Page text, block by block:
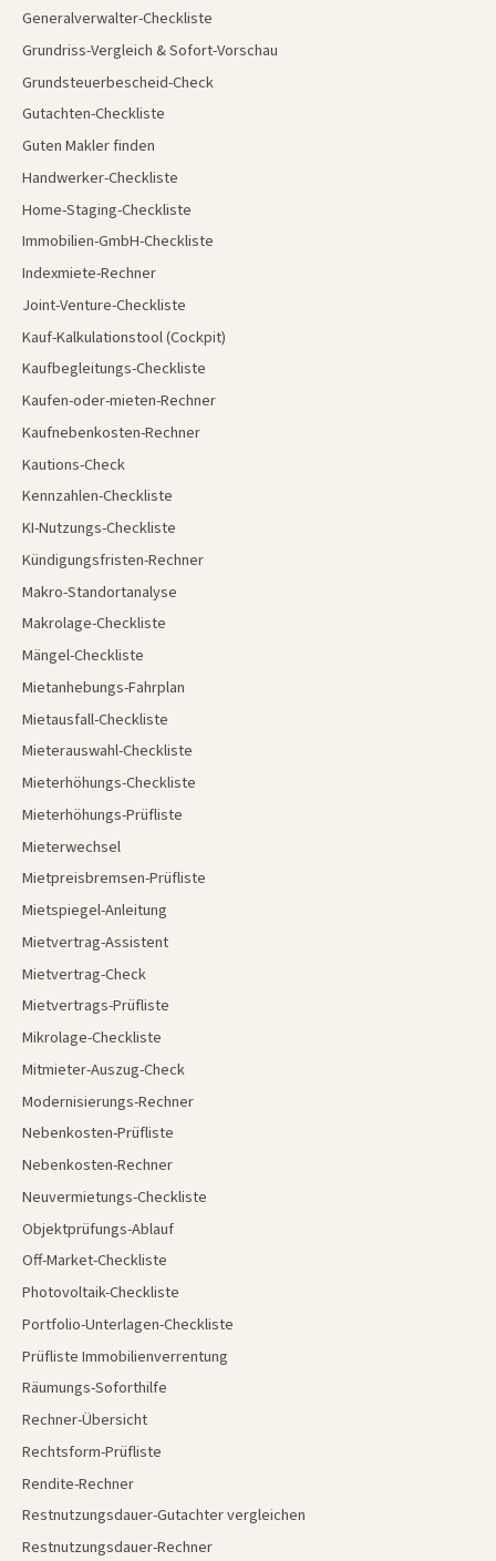
Generalverwalter-Checkliste
Grundriss-Vergleich & Sofort-Vorschau
Grundsteuerbescheid-Check
Gutachten-Checkliste
Guten Makler finden
Handwerker-Checkliste
Home-Staging-Checkliste
Immobilien-GmbH-Checkliste
Indexmiete-Rechner
Joint-Venture-Checkliste
Kauf-Kalkulationstool (Cockpit)
Kaufbegleitungs-Checkliste
Kaufen-oder-mieten-Rechner
Kaufnebenkosten-Rechner
Kautions-Check
Kennzahlen-Checkliste
KI-Nutzungs-Checkliste
Kündigungsfristen-Rechner
Makro-Standortanalyse
Makrolage-Checkliste
Mängel-Checkliste
Mietanhebungs-Fahrplan
Mietausfall-Checkliste
Mieterauswahl-Checkliste
Mieterhöhungs-Checkliste
Mieterhöhungs-Prüfliste
Mieterwechsel
Mietpreisbremsen-Prüfliste
Mietspiegel-Anleitung
Mietvertrag-Assistent
Mietvertrag-Check
Mietvertrags-Prüfliste
Mikrolage-Checkliste
Mitmieter-Auszug-Check
Modernisierungs-Rechner
Nebenkosten-Prüfliste
Nebenkosten-Rechner
Neuvermietungs-Checkliste
Objektprüfungs-Ablauf
Off-Market-Checkliste
Photovoltaik-Checkliste
Portfolio-Unterlagen-Checkliste
Prüfliste Immobilienverrentung
Räumungs-Soforthilfe
Rechner-Übersicht
Rechtsform-Prüfliste
Rendite-Rechner
Restnutzungsdauer-Gutachter vergleichen
Restnutzungsdauer-Rechner